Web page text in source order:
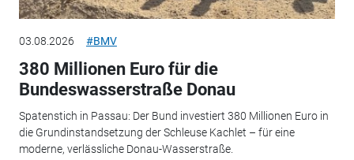
03.08.2026 #BMV
380 Millionen Euro für die
Bundeswasserstraße Donau
Spatenstich in Passau: Der Bund investiert 380 Millionen Euro in
die Grundinstandsetzung der Schleuse Kachlet – für eine
moderne, verlässliche Donau-Wasserstraße.